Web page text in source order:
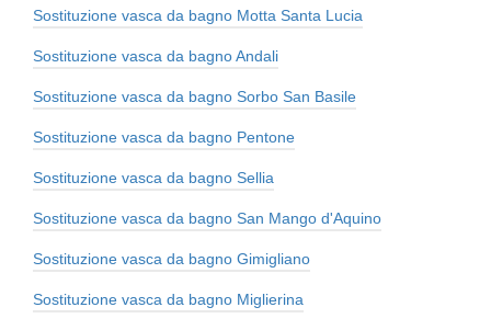
Sostituzione vasca da bagno Motta Santa Lucia
Sostituzione vasca da bagno Andali
Sostituzione vasca da bagno Sorbo San Basile
Sostituzione vasca da bagno Pentone
Sostituzione vasca da bagno Sellia
Sostituzione vasca da bagno San Mango d'Aquino
Sostituzione vasca da bagno Gimigliano
Sostituzione vasca da bagno Miglierina